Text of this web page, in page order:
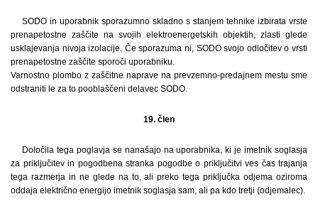
SODO in uporabnik sporazumno skladno s stanjem tehnike izbirata vrste
prenapetostne zaščite na svojih elektroenergetskih objektih, zlasti glede
usklajevanja nivoja izolacije. Če sporazuma ni, SODO svojo odločitev o vrsti
prenapetostne zaščite sporoči uporabniku.
Varnostno plombo z zaščitne naprave na prevzemno-predajnem mestu sme
odstraniti le za to pooblaščeni delavec SODO.
19. člen
Določila tega poglavja se nanašajo na uporabnika, ki je imetnik soglasja
za priključitev in pogodbena stranka pogodbe o priključitvi ves čas trajanja
tega razmerja in ne glede na to, ali preko tega priključka odjema oziroma
oddaja električno energijo imetnik soglasja sam, ali pa kdo tretji (odjemalec).